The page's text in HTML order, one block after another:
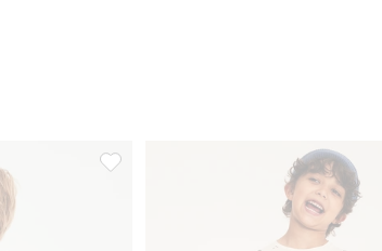
i favoriter Jeans med barrel fit, Lägg till i favoriter